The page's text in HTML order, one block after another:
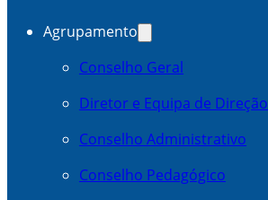
Agrupamento
Conselho Geral
Diretor e Equipa de Direção
Conselho Administrativo
Conselho Pedagógico